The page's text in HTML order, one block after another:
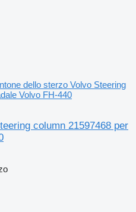
dello sterzo Volvo Steering
Volvo FH-440
column 21597468 per